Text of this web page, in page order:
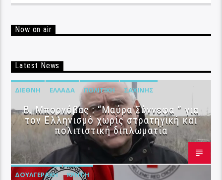
Now on air
Latest News
ΔΙΕΘΝΉ ΕΛΛΆΔΑ ΠΟΛΙΤΙΚΉ ΣΑΧΊΝΗΣ
B. Μπορνόβας : “Μαύρα Σύννεφα ” για
τον Ελληνισμό χωρίς στρατηγική και
πολιτιστική διπλωματία
ΔΟΥΛΓΕΡΆΚΗ ΚΡΉΤΗ